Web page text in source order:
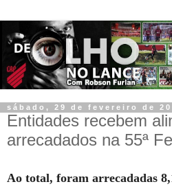
sábado, 29 de fevereiro de
Entidades recebem
arrecadados na 55ª
Ao total, foram arrecadadas